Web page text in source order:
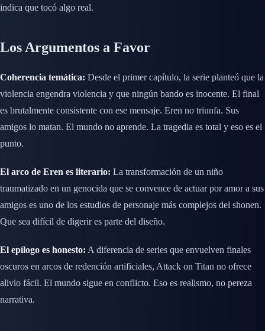
indica que tocó algo real.
Los Argumentos a Favor
Coherencia temática: Desde el primer capítulo, la serie planteó que la
violencia engendra violencia y que ningún bando es inocente. El final
es brutalmente consistente con ese mensaje. Eren no triunfa. Sus
amigos lo matan. El mundo no aprende. La tragedia es total y eso es el
punto.
El arco de Eren es literario: La transformación de un niño
traumatizado en un genocida que se convence de actuar por amor a sus
amigos es uno de los estudios de personaje más complejos del shonen.
Que sea difícil de digerir es parte del diseño.
El epílogo es honesto: A diferencia de series que envuelven finales
oscuros en arcos de redención artificiales, Attack on Titan no ofrece
alivio fácil. El mundo sigue en conflicto. Eso es realismo, no pereza
narrativa.